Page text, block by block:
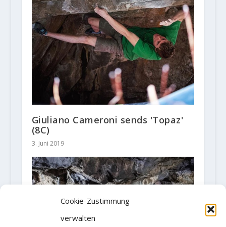
Cookie-Zustimmung
verwalten
Giuliano Cameroni sends 'Topaz'
(8C)
3. Juni 2019